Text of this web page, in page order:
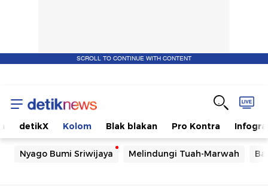
SCROLL TO CONTINUE WITH CONTENT
detikX Kolom Blak blakan Pro Kontra
Nyago Bumi Sriwijaya Melindungi Tuah-Marwah